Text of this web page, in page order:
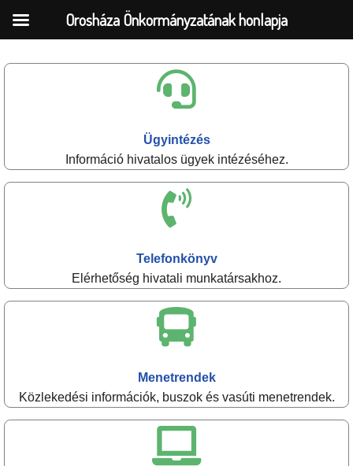
Ügyintézés
Információ hivatalos ügyek intézéséhez.
Telefonkönyv
Elérhetőség hivatali munkatársakhoz.​
Menetrendek
Közlekedési információk, buszok és vasúti menetrendek.
Orosháza Önkormányzatának honlapja